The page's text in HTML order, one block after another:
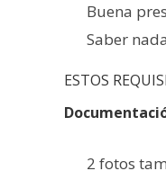
Buena
Saber
ESTOS
2 fotos